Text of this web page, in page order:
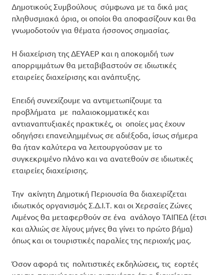
Δημοτικούς Συμβούλους σύμφωνα με τα δικά μας
πληθυσμιακά όρια, οι οποίοι θα αποφασίζουν και θα
γνωμοδοτούν για θέματα ήσσονος σημασίας.
Η διαχείριση της ΔΕΥΑΕΡ και η αποκομιδή των
απορριμμάτων θα μεταβιβαστούν σε ιδιωτικές
εταιρείες διαχείρισης και ανάπτυξης.
Επειδή συνεχίζουμε να αντιμετωπίζουμε τα
προβλήματα με παλαιοκομματικές και
αντιαναπτυξιακές πρακτικές, οι οποίες μας έχουν
οδηγήσει επανειλημμένως σε αδιέξοδα, ίσως σήμερα
θα ήταν καλύτερα να λειτουργούσαν με το
συγκεκριμένο πλάνο και να ανατεθούν σε ιδιωτικές
εταιρείες διαχείρισης.
Την ακίνητη Δημοτική Περιουσία θα διαχειρίζεται
ιδιωτικός οργανισμός Σ.Δ.Ι.Τ. και οι Χερσαίες Ζώνες
Λιμένος θα μεταφερθούν σε ένα ανάλογο ΤΑΙΠΕΔ (έτσι
και αλλιώς σε λίγους μήνες θα γίνει το πρώτο βήμα)
όπως και οι τουριστικές παραλίες της περιοχής μας.
Όσον αφορά τις πολιτιστικές εκδηλώσεις, τις εορτές